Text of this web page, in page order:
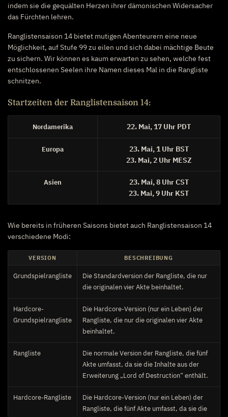
indem sie die gequälten Herzen ihrer dämonischen Widersacher
das Fürchten lehren.
Ranglistensaison 14 bietet mutigen Abenteurern eine neue
Möglichkeit, auf Stufe 99 zu eilen und sich dabei mächtige Beute
zu sichern. Wir können es kaum erwarten zu sehen, welche fest
entschlossenen Seelen ihre Namen dieses Mal in die Rangliste
schnitzen.
Startzeiten der Ranglistensaison 14:
Nordamerika 22. Mai, 17 Uhr PDT
Europa
23. Mai, 1 Uhr BST
23. Mai, 2 Uhr MESZ
Asien
23. Mai, 8 Uhr CST
23. Mai, 9 Uhr KST
Wie bereits in früheren Saisons bietet auch Ranglistensaison 14
verschiedene Modi:
VERSION BESCHREIBUNG
Grundspielrangliste
Die Standardversion der Rangliste, die nur
die originalen vier Akte beinhaltet.
Hardcore-
Grundspielrangliste
Die Hardcore-Version (nur ein Leben) der
Rangliste, die nur die originalen vier Akte
beinhaltet.
Rangliste
Die normale Version der Rangliste, die fünf
Akte umfasst, da sie die Inhalte aus der
Erweiterung „Lord of Destruction“ enthält.
Hardcore-Rangliste
Die Hardcore-Version (nur ein Leben) der
Rangliste, die fünf Akte umfasst, da sie die